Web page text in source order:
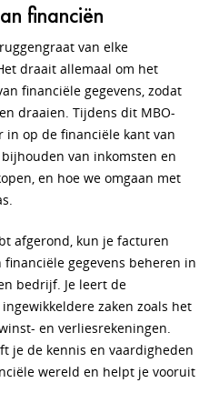
financiën
van elke
draait allemaal om het
financiële gegevens, zodat
draaien. Tijdens dit MBO-
in op de financiële kant van
van inkomsten en
en hoe we omgaan met
afgerond, kun je facturen
gegevens beheren in
bedrijf. Je leert de
zaken zoals het
en verliesrekeningen.
je de kennis en vaardigheden
wereld en helpt je vooruit